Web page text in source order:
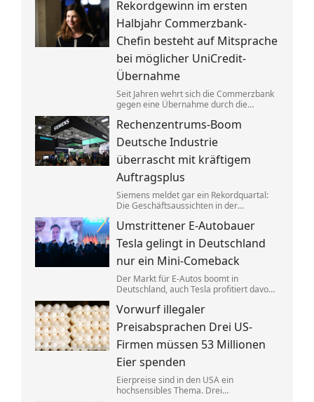
aufgeteilt. Um die verbotenen
Absprachen zu verschleiern, wurden
Codewörter verwendet.
Rekordgewinn im ersten
Halbjahr Commerzbank-
Chefin besteht auf Mitsprache
bei möglicher UniCredit-
Übernahme
Seit Jahren wehrt sich die Commerzbank
gegen eine Übernahme durch die
kräftiger Gewinnsprung sorgt für neues
Selbstbewusstsein.
Rechenzentrums-Boom
Deutsche Industrie
überrascht mit kräftigem
Auftragsplus
Siemens meldet gar ein Rekordquartal:
Die Geschäftsaussichten in der
spürbar verbessert. Dahinter stecken
jedoch vor allem Großaufträge, teils auch
aus Übersee.
Umstrittener E-Autobauer
Tesla gelingt in Deutschland
nur ein Mini-Comeback
Der Markt für E-Autos boomt in
Deutschland, auch Tesla profitiert davon.
geführte Konzern jedoch nicht zurück.
Eine exklusive Studie erklärt, warum.
Vorwurf illegaler
Preisabsprachen Drei US-
Firmen müssen 53 Millionen
Eier spenden
Eierpreise sind in den USA ein
hochsensibles Thema. Drei